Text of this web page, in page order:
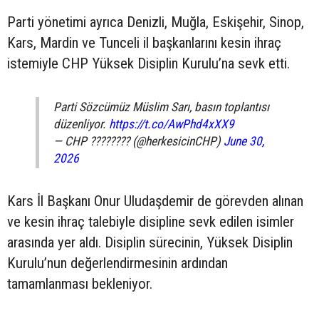
Parti yönetimi ayrıca Denizli, Muğla, Eskişehir, Sinop,
Kars, Mardin ve Tunceli il başkanlarını kesin ihraç
istemiyle CHP Yüksek Disiplin Kurulu’na sevk etti.
Parti Sözcümüz Müslim Sarı, basın toplantısı
düzenliyor. https://t.co/AwPhd4xXX9
— CHP ???????? (@herkesicinCHP) June 30,
2026
Kars İl Başkanı Onur Uludaşdemir de görevden alınan
ve kesin ihraç talebiyle disipline sevk edilen isimler
arasında yer aldı. Disiplin sürecinin, Yüksek Disiplin
Kurulu’nun değerlendirmesinin ardından
tamamlanması bekleniyor.